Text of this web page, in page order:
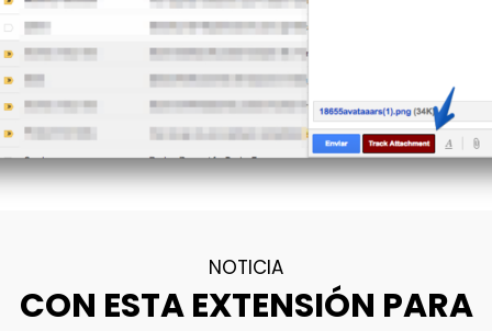
NOTICIA
CON ESTA EXTENSIÓN PARA